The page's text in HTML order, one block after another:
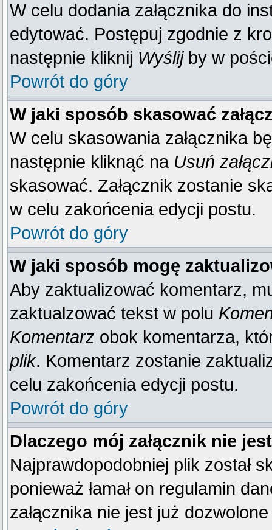
W celu dodania załącznika do
edytować. Postępuj zgodnie z
następnie kliknij Wyślijby w
Powrót do góry
W jaki sposób skasować
W celu skasowania załącznika
następnie kliknąć na Usuń
skasować. Załącznik zostanie
w celu zakońcenia edycji postu.
Powrót do góry
W jaki sposób mogę
Aby zaktualizować komentarz,
zaktualzować tekst w polu
Komentarz obok komentarza,
plik. Komentarz zostanie
celu zakońcenia edycji postu.
Powrót do góry
Dlaczego mój załącznik nie
Najprawdopodobniej plik został
ponieważ łamał on regulamin
załącznika nie jest już